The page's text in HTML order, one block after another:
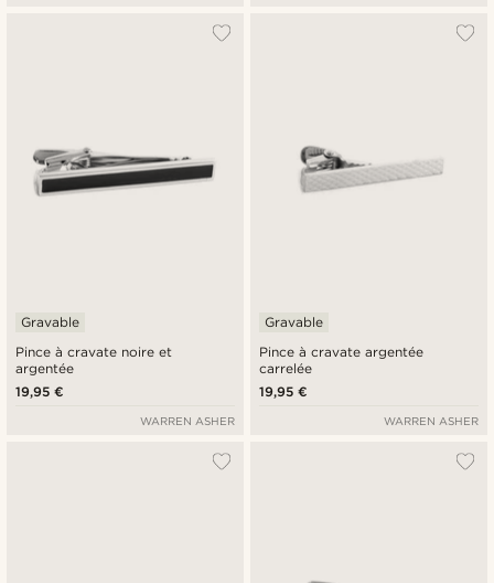
Pince à cravate noire et
argentée
Gravable
19,95 €
WARREN ASHER
Pince à cravate argentée
carrelée
Gravable
19,95 €
WARREN ASHER